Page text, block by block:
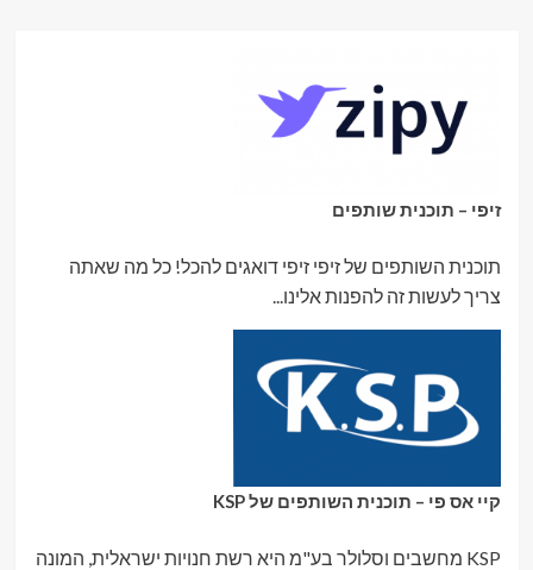
זיפי – תוכנית שותפים
תוכנית השותפים של זיפי זיפי דואגים להכל! כל מה שאתה
צריך לעשות זה להפנות אלינו...
קיי אס פי – תוכנית השותפים של KSP
KSP מחשבים וסלולר בע"מ היא רשת חנויות ישראלית, המונה